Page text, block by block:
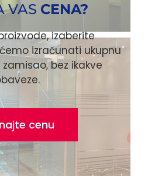
VAS CENA?
izaberite
izračunati ukupnu
bez ikakve
cenu